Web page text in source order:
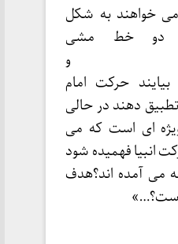
خواهند به شکل
دو خط مشی
و
بیایند حرکت امام
دهند در حالی
ای است که می
انبیا فهمیده شود
می آمده اند؟هدف